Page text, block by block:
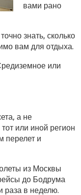
вами рано
знать, сколько
вам для отдыха.
или
а не
или иной регион
перелет и
из Москвы
до Бодрума
раза в неделю.